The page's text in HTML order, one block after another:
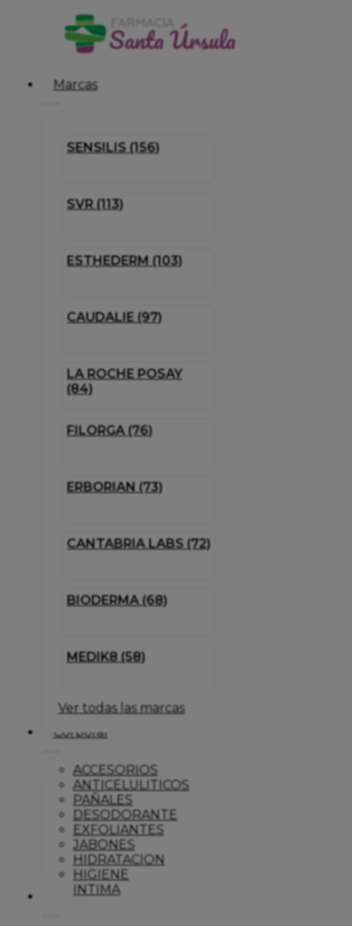
Marcas
SENSILIS (156)
SVR (113)
ESTHEDERM (103)
CAUDALIE (97)
LA ROCHE POSAY
(84)
FILORGA (76)
ERBORIAN (73)
CANTABRIA LABS (72)
BIODERMA (68)
MEDIK8 (58)
Ver todas las marcas
Corporal
ACCESORIOS
ANTICELULITICOS
PAÑALES
DESODORANTE
EXFOLIANTES
JABONES
HIDRATACION
HIGIENE
INTIMA
Dermo